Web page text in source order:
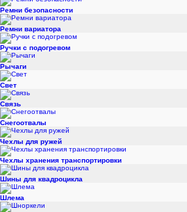
Ремни безопасности
Ремни вариатора
Ручки с подогревом
Рычаги
Свет
Связь
Снегоотвалы
Чехлы для ружей
Чехлы хранения транспортировки
Шины для квадроцикла
Шлема